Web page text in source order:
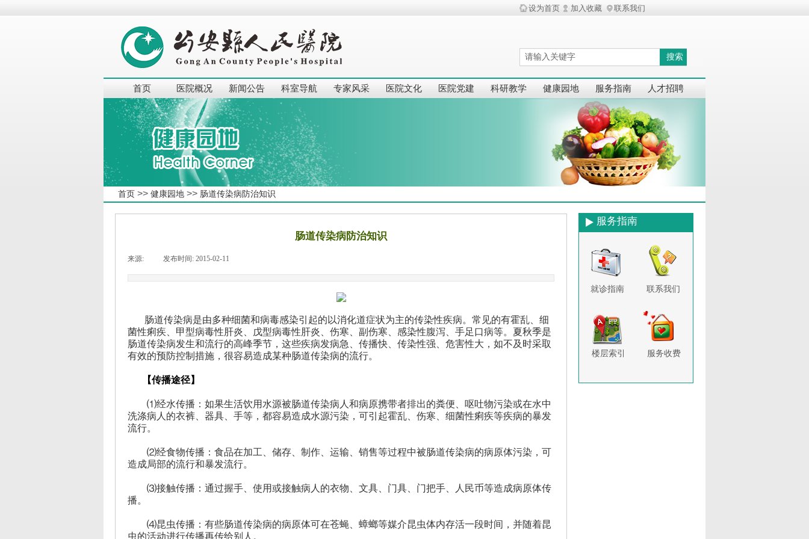
设为首页 加入收藏 联系我们
搜索
首页 医院概况 新闻公告 科室导航 专家风采 医院文化 医院党建 科研教学 健康园地 服务指南 人才招聘
首页 >> 健康园地 >> 肠道传染病防治知识
肠道传染病防治知识
来源: 发布时间: 2015-02-11
肠道传染病是由多种细菌和病毒感染引起的以消化道症状为主的传染性疾病。常见的有霍乱、细
菌性痢疾、甲型病毒性肝炎、戊型病毒性肝炎、伤寒、副伤寒、感染性腹泻、手足口病等。夏秋季是
肠道传染病发生和流行的高峰季节，这些疾病发病急、传播快、传染性强、危害性大，如不及时采取
有效的预防控制措施，很容易造成某种肠道传染病的流行。
【传播途径】
⑴经水传播：如果生活饮用水源被肠道传染病人和病原携带者排出的粪便、呕吐物污染或在水中
洗涤病人的衣裤、器具、手等，都容易造成水源污染，可引起霍乱、伤寒、细菌性痢疾等疾病的暴发
流行。
⑵经食物传播：食品在加工、储存、制作、运输、销售等过程中被肠道传染病的病原体污染，可
造成局部的流行和暴发流行。
⑶接触传播：通过握手、使用或接触病人的衣物、文具、门具、门把手、人民币等造成病原体传
播。
⑷昆虫传播：有些肠道传染病的病原体可在苍蝇、蟑螂等媒介昆虫体内存活一段时间，并随着昆
虫的活动进行传播再传给别人。
服务指南
就诊指南 联系我们
楼层索引 服务收费